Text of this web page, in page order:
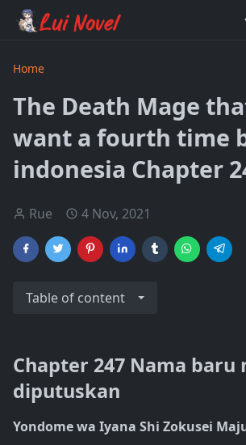
Home
The Death Mage
want a fourth time
indonesia Chapter
Rue 4 Nov, 2021
Table of content
Chapter 247 Nama baru
diputuskan
Yondome wa Iyana Shi Zokusei